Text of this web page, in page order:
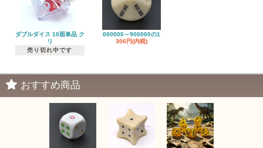
ダブルダイス 10面単品 ク
リ
売り切れ中です
000000～900000の1
306円(内税)
おすすめ商品